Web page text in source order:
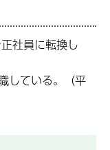
社員に転換し
している。（平